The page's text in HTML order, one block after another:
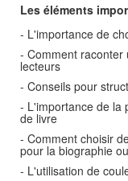
Les éléments
- L'importance de
- Comment raconter
lecteurs
- Conseils pour
- L'importance de la
de livre
- Comment choisir
pour la biographie
- L'utilisation de